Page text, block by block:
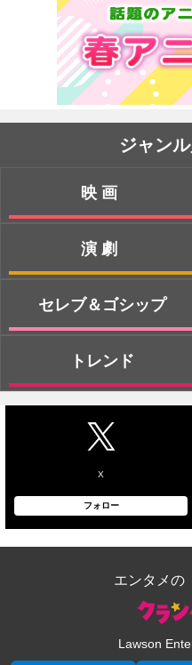
ジャン
映画
演劇
セレブ＆ゴシップ
トレンド
X
フォロー
エンタメの
Lawson